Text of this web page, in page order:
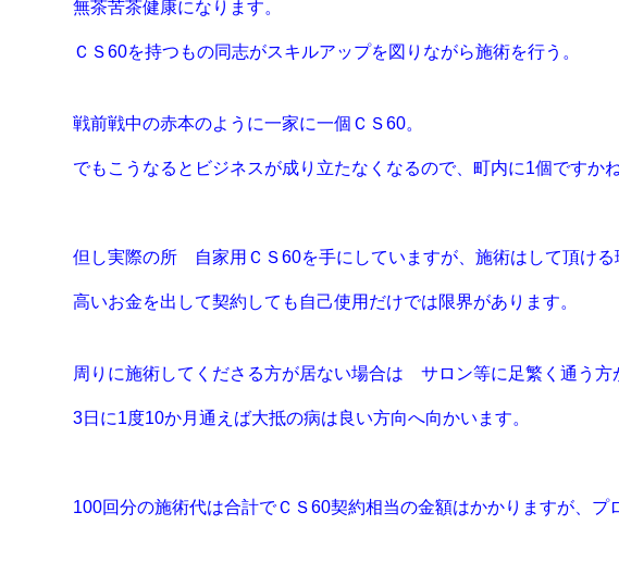
無茶苦茶健康になります。
ＣＳ60を持つもの同志がスキルアップを図りながら施術を行う。
戦前戦中の赤本のように一家に一個ＣＳ60。
でもこうなるとビジネスが成り立たなくなるので、町内に1個ですかね
但し実際の所 自家用ＣＳ60を手にしていますが、施術はして頂ける
高いお金を出して契約しても自己使用だけでは限界があります。
周りに施術してくださる方が居ない場合は サロン等に足繁く通う方
3日に1度10か月通えば大抵の病は良い方向へ向かいます。
100回分の施術代は合計でＣＳ60契約相当の金額はかかりますが、プ